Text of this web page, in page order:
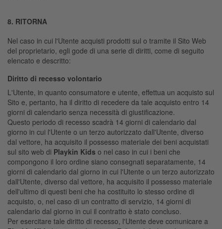
8. RITORNA
Nel caso in cui l'Utente acquisti prodotti sul o tramite il Sito Web
del proprietario, egli gode di una serie di diritti, come di seguito
elencato e descritto:
Diritto di recesso volontario
L'Utente, in quanto consumatore e utente, effettua un acquisto sul
Sito e, pertanto, ha il diritto di recedere da tale acquisto entro 14
giorni di calendario senza necessità di giustificazione.
Questo periodo di recesso scadrà 14 giorni di calendario dal
giorno in cui l'Utente o un terzo autorizzato dall'Utente, diverso
dal vettore, ha acquisito il possesso materiale dei beni acquistati
sul sito web di Playkin Kids o nel caso in cui i beni che
compongono il loro ordine siano consegnati separatamente, 14
giorni di calendario dal giorno in cui l'Utente o un terzo autorizzato
dall'Utente, diverso dal vettore, ha acquisito il possesso materiale
dell'ultimo di questi beni che ha costituito lo stesso ordine di
acquisto, o, nel caso di un contratto di servizio, 14 giorni di
calendario dal giorno in cui il contratto è stato concluso.
Per esercitare tale diritto di recesso, l'Utente deve comunicare a